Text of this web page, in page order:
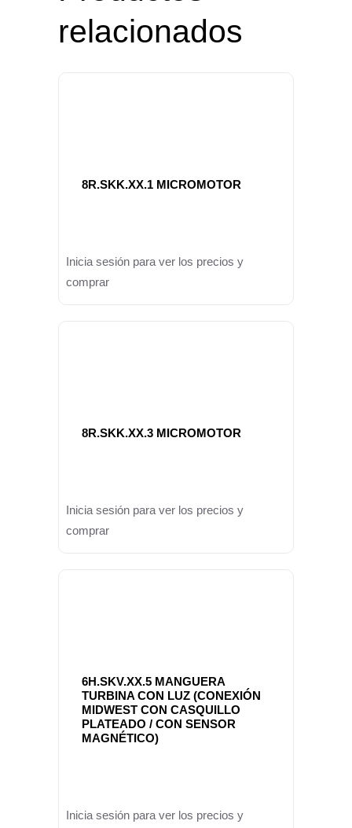
relacionados
8R.SKK.XX.1 MICROMOTOR
Inicia sesión para ver los precios y
comprar
8R.SKK.XX.3 MICROMOTOR
Inicia sesión para ver los precios y
comprar
6H.SKV.XX.5 MANGUERA
TURBINA CON LUZ (CONEXIÓN
MIDWEST CON CASQUILLO
PLATEADO / CON SENSOR
MAGNÉTICO)
Inicia sesión para ver los precios y